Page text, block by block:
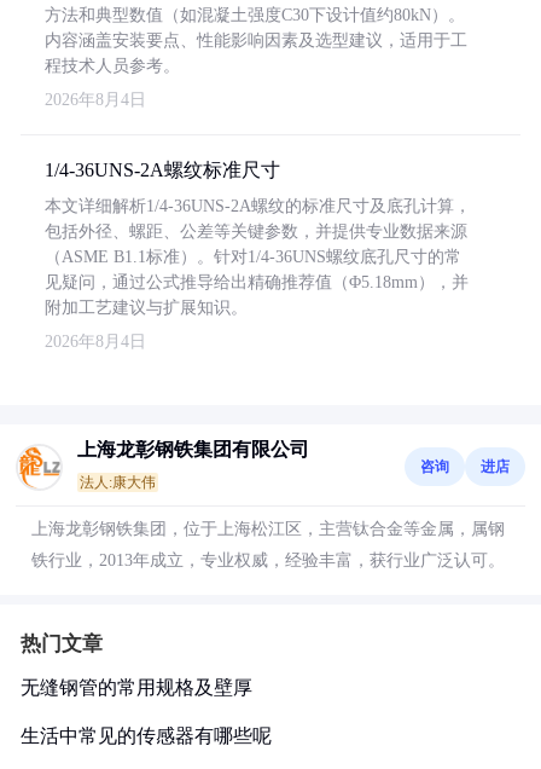
方法和典型数值（如混凝土强度C30下设计值约80kN）。
内容涵盖安装要点、性能影响因素及选型建议，适用于工
程技术人员参考。
2026年8月4日
1/4-36UNS-2A螺纹标准尺寸
本文详细解析1/4-36UNS-2A螺纹的标准尺寸及底孔计算，
包括外径、螺距、公差等关键参数，并提供专业数据来源
（ASME B1.1标准）。针对1/4-36UNS螺纹底孔尺寸的常
见疑问，通过公式推导给出精确推荐值（Φ5.18mm），并
附加工艺建议与扩展知识。
2026年8月4日
上海龙彰钢铁集团有限公司
法人:康大伟
咨询 进店
上海龙彰钢铁集团，位于上海松江区，主营钛合金等金属，属钢
铁行业，2013年成立，专业权威，经验丰富，获行业广泛认可。
热门文章
无缝钢管的常用规格及壁厚
生活中常见的传感器有哪些呢